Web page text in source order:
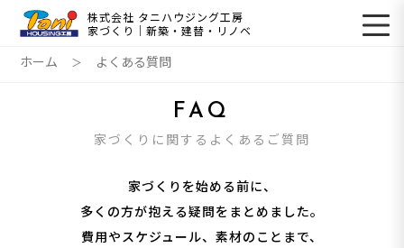
株式会社 タニハウジング工房
家づくり｜新築・建替・リノベ
ホーム よくある質問
FAQ
家づくりに関するよくあるご質問
家づくりを始める前に、
多くの方が抱える疑問をまとめました。
費用やスケジュール、素材のことまで、